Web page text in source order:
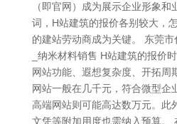
（即官网）成为展示企业形象
词，H站建筑的报价各别较大，
的建站劳动商成为关键。 东莞
_纳米材料销售 H站建筑的报价
网站功能、遐想复杂度、开拓周
网站一般在几千元，符合微型企
高端网站则可能高达数万元。此
文凭等附加用度也需纳入预算。